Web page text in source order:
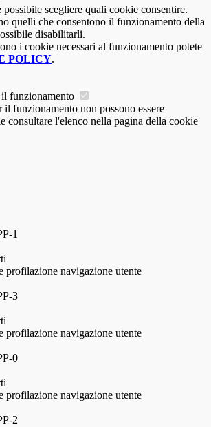
possibile scegliere quali cookie consentire.
quelli che consentono il funzionamento della
disabilitarli.
i cookie necessari al funzionamento potete
POLICY.
funzionamento
il funzionamento non possono essere
consultare l'elenco nella pagina della cookie
1
profilazione navigazione utente
3
profilazione navigazione utente
0
profilazione navigazione utente
2